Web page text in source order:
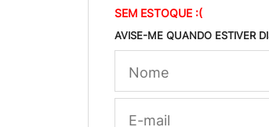
SEM ESTOQUE :(
AVISE-ME QUANDO ESTIVER